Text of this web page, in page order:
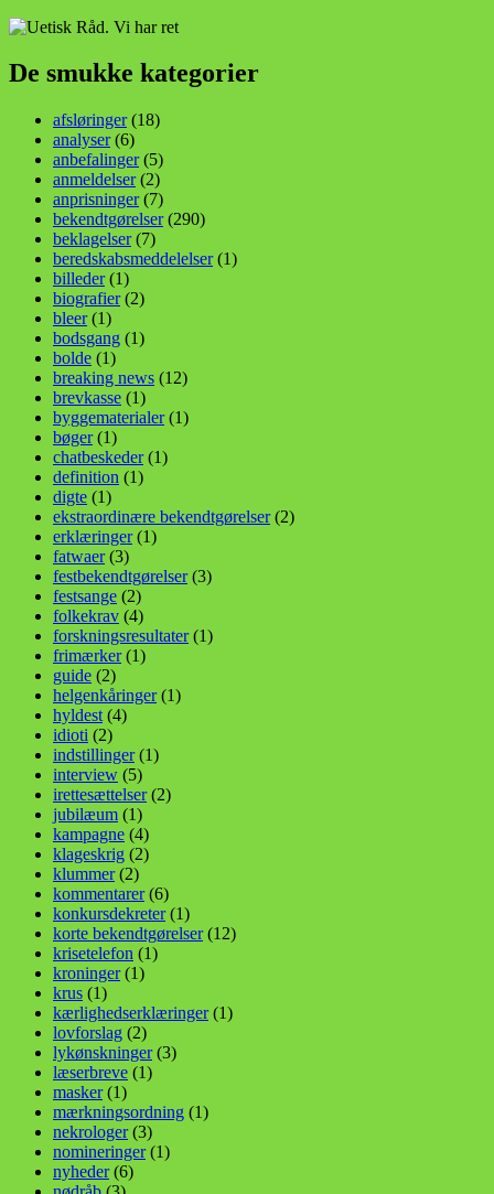
De smukke kategorier
afsløringer(18)
analyser(6)
anbefalinger(5)
anmeldelser(2)
anprisninger(7)
bekendtgørelser(290)
beklagelser(7)
beredskabsmeddelelser(1)
billeder(1)
biografier(2)
bleer(1)
bodsgang (1)
bolde (1)
breaking news (12)
brevkasse (1)
byggematerialer(1)
bøger(1)
chatbeskeder(1)
definition (1)
digte (1)
ekstraordinære bekendtgørelser(2)
erklæringer(1)
fatwaer(3)
festbekendtgørelser(3)
festsange (2)
folkekrav (4)
forskningsresultater(1)
frimærker(1)
guide (2)
helgenkåringer(1)
hyldest (4)
idioti (2)
indstillinger(1)
interview (5)
irettesættelser(2)
jubilæum (1)
kampagne (4)
klageskrig (2)
klummer(2)
kommentarer(6)
konkursdekreter(1)
korte bekendtgørelser(12)
krisetelefon (1)
kroninger(1)
krus (1)
kærlighedserklæringer(1)
lovforslag (2)
lykønskninger(3)
læserbreve (1)
masker(1)
mærkningsordning (1)
nekrologer(3)
nomineringer(1)
nyheder(6)